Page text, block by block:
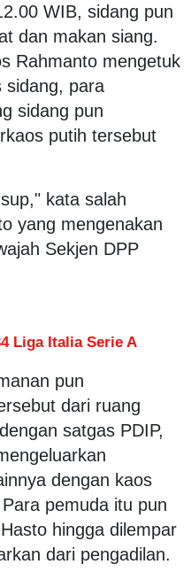
WIB, sidang pun
dan makan siang.
Rahmanto mengetuk
sidang, para
sidang pun
putih tersebut
kata salah
yang mengenakan
Sekjen DPP
Liga Italia Serie A
pun
dari ruang
satgas PDIP,
dengan kaos
pemuda itu pun
hingga dilempar
dari pengadilan.